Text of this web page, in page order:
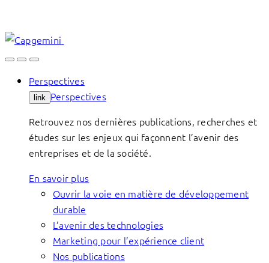
content
Perspectives
link Perspectives
Retrouvez nos dernières publications, recherches et
études sur les enjeux qui façonnent l’avenir des
entreprises et de la société.
En savoir plus
Ouvrir la voie en matière de développement
durable
L’avenir des technologies
Marketing pour l’expérience client
Nos publications